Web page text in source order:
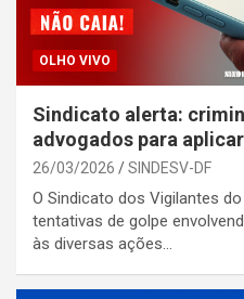
OLHO VIVO
Sindicato alerta:
advogados para
26/03/2026 SINDESV-DF
O Sindicato dos Vigilantes
tentativas de golpe
às diversas ações…